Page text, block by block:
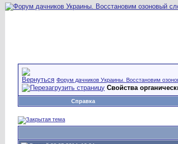
Форум дачников Украины. Восстановим
Свойства
Справка